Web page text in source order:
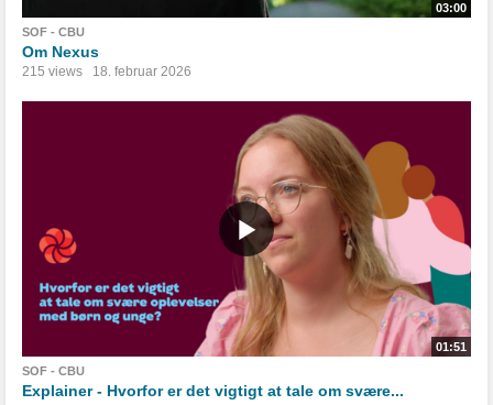
03:00
SOF - CBU
Om Nexus
215 views 18. februar 2026
01:51
SOF - CBU
Explainer - Hvorfor er det vigtigt at tale om svære...